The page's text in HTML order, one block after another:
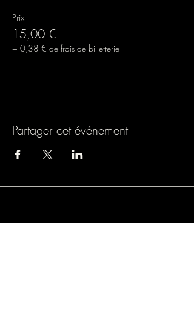
Prix
15,00 €
+ 0,38 € de frais de billetterie
Partager cet événement
Association loi 1901